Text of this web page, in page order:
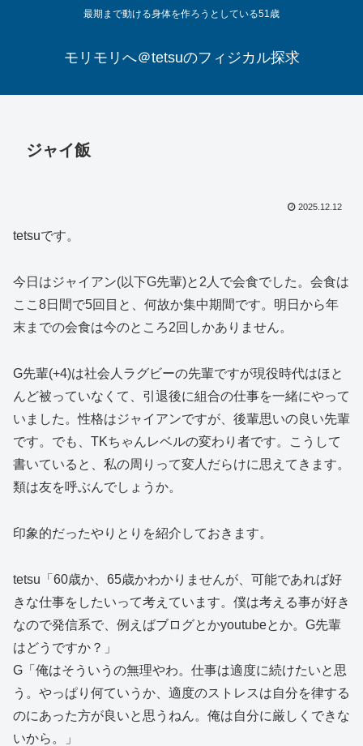
最期まで動ける身体を作ろうとしている51歳
モリモリへ＠tetsuのフィジカル探求
ジャイ飯
2025.12.12
tetsuです。
今日はジャイアン(以下G先輩)と2人で会食でした。会食は
ここ8日間で5回目と、何故か集中期間です。明日から年
末までの会食は今のところ2回しかありません。
G先輩(+4)は社会人ラグビーの先輩ですが現役時代はほと
んど被っていなくて、引退後に組合の仕事を一緒にやって
いました。性格はジャイアンですが、後輩思いの良い先輩
です。でも、TKちゃんレベルの変わり者です。こうして
書いていると、私の周りって変人だらけに思えてきます。
類は友を呼ぶんでしょうか。
印象的だったやりとりを紹介しておきます。
tetsu「60歳か、65歳かわかりませんが、可能であれば好
きな仕事をしたいって考えています。僕は考える事が好き
なので発信系で、例えばブログとかyoutubeとか。G先輩
はどうですか？」
G「俺はそういうの無理やわ。仕事は適度に続けたいと思
う。やっぱり何ていうか、適度のストレスは自分を律する
のにあった方が良いと思うねん。俺は自分に厳しくできな
いから。」